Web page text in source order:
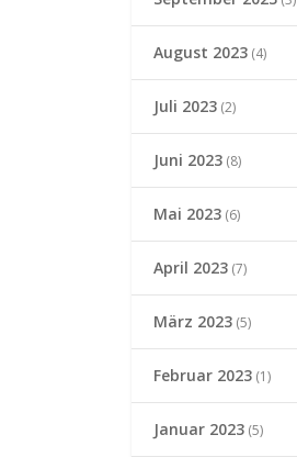
August 2023(4)
Juli 2023(2)
Juni 2023(8)
Mai 2023(6)
April 2023(7)
März 2023(5)
Februar 2023(1)
Januar 2023(5)